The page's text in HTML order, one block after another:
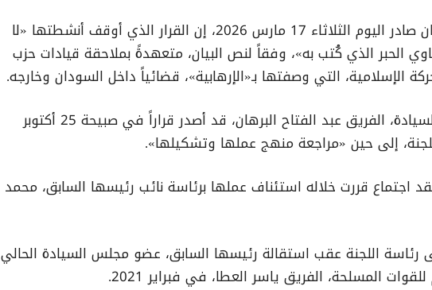
وقالت اللجنة، في بيان صادر اليوم الثلاثاء 17 مارس 2026، إن القرار الذي أوقف أنشطتها «لا
الحبر الذي كُتب به»، وفقاً لنص البيان، متعهدةً بملاحقة قيادات حزب
الإسلامية، التي وصفتها بـ«الإرهابية»، قضائياً داخل السودان وخارجه.
وكان رئيس مجلس السيادة، الفريق عبد الفتاح البرهان، قد أصدر قراراً في صبيحة 25 أكتوبر
اجتماع قررت خلاله استئناف عملها برئاسة نائب رئيسها السابق، محمد
اللجنة عقب استقالة رئيسها السابق، عضو مجلس السيادة الحالي
المسلحة، الفريق ياسر العطا، في فبراير 2021.